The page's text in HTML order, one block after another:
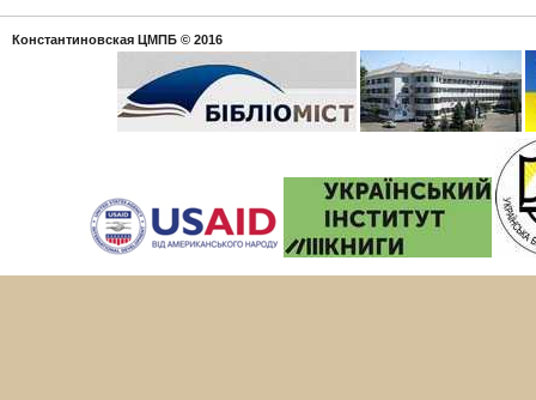
Константиновская ЦМПБ © 2016